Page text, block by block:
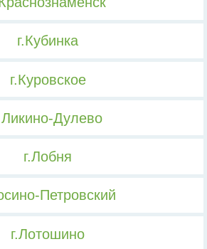
г.Кубинка
г.Куровское
Дулево
г.Лобня
Петровский
г.Лотошино